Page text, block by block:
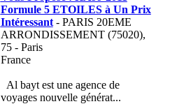
Formule 5 ETOILES à Un Prix
Intéressant- PARIS 20EME
ARRONDISSEMENT (75020),
75 - Paris
France
Al bayt est une agence de
voyages nouvelle générat...